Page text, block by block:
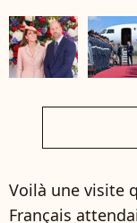
Voilà une visite
Français